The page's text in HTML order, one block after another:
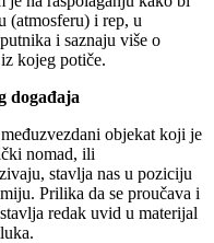
(atmosferu) i rep, u
i saznaju više o
kojeg potiče.
događaja
objekat koji je
nomad, ili
stavlja nas u poziciju
Prilika da se proučava i
redak uvid u materijal